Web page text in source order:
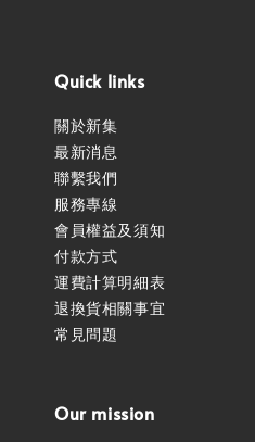
Quick links
關於新集
最新消息
聯繫我們
服務專線
會員權益及須知
付款方式
運費計算明細表
退換貨相關事宜
常見問題
Our mission